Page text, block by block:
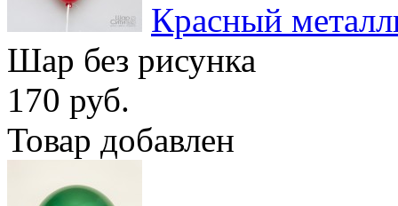
Красный
Шар без рисунка
170 руб.
Товар добавлен